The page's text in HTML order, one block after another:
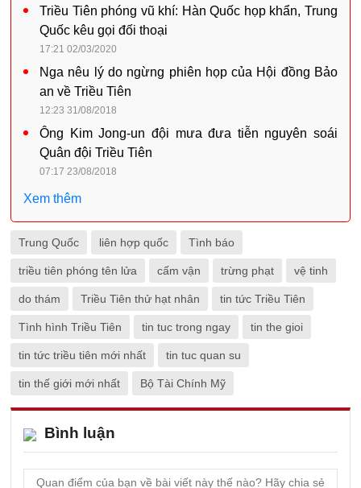
Triều Tiên phóng vũ khí: Hàn Quốc họp khẩn, Trung
Quốc kêu gọi đối thoại
17:21 02/03/2020
Nga nêu lý do ngừng phiên họp của Hội đồng Bảo
an về Triều Tiên
12:23 31/08/2018
Ông Kim Jong-un đội mưa đưa tiễn nguyên soái
Quân đội Triều Tiên
07:17 23/08/2018
Xem thêm
Trung Quốc liên hợp quốc Tình báo
triều tiên phóng tên lửa cấm vận trừng phạt vệ tinh
do thám Triều Tiên thử hạt nhân tin tức Triều Tiên
Tình hình Triều Tiên tin tuc trong ngay tin the gioi
tin tức triều tiên mới nhất tin tuc quan su
tin thế giới mới nhất Bộ Tài Chính Mỹ
Bình luận